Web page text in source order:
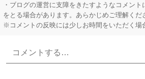
・ブログの運営に支障をきたすようなコメン
をとる場合があります。あらかじめご理解くだ
※コメントの反映には少しお時間をいただく場